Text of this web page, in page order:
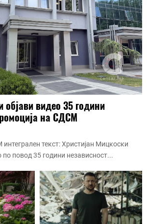
видео 35 години
на СДСМ
текст: Христијан Мицкоски
по повод 35 години независност...